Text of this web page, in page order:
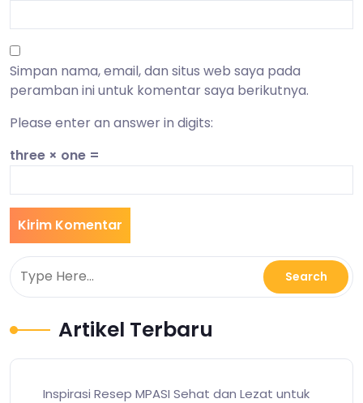
Simpan nama, email, dan situs web saya pada
peramban ini untuk komentar saya berikutnya.
Please enter an answer in digits:
three × one =
Artikel Terbaru
Inspirasi Resep MPASI Sehat dan Lezat untuk